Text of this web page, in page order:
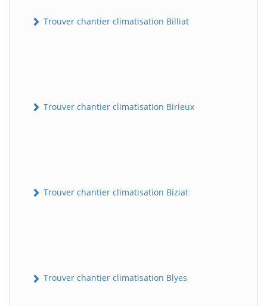
Trouver chantier climatisation Billiat
Trouver chantier climatisation Birieux
Trouver chantier climatisation Biziat
Trouver chantier climatisation Blyes